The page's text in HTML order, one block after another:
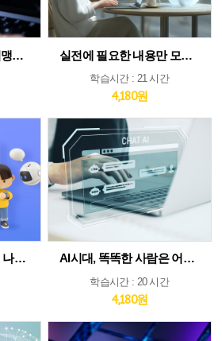
Chat GPT를 활용한 컴맹도 쉬운 AI 실전에 필요한 내용만 모았다! ChatGPT&AI 툴 활용 가이드
학습시간 : 21 시간
4,180원
갑자기 비서가 생겼다! 나만의 AI인턴 활용법 AI시대, 똑똑한 사람은 어떻게 생각하고 질문하는가
학습시간 : 20 시간
4,180원